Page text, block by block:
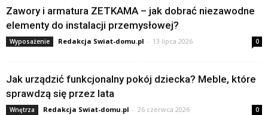
Zawory i armatura ZETKAMA – jak dobrać niezawodne
elementy do instalacji przemysłowej?
Wyposażenie Redakcja Swiat-domu.pl - 13 lipca 2026 0
Jak urządzić funkcjonalny pokój dziecka? Meble, które
sprawdzą się przez lata
Wnętrza Redakcja Swiat-domu.pl - 26 czerwca 2026 0